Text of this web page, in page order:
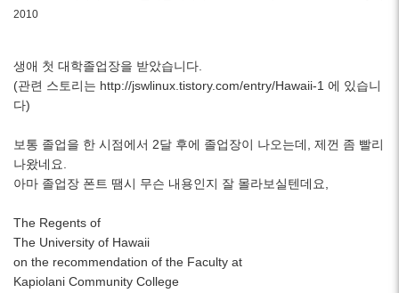
2010
생애 첫 대학졸업장을 받았습니다.
(관련 스토리는 http://jswlinux.tistory.com/entry/Hawaii-1 에 있습니
다)
보통 졸업을 한 시점에서 2달 후에 졸업장이 나오는데, 제껀 좀 빨리
나왔네요.
아마 졸업장 폰트 땜시 무슨 내용인지 잘 몰라보실텐데요,
The Regents of
The University of Hawaii
on the recommendation of the Faculty at
Kapiolani Community College